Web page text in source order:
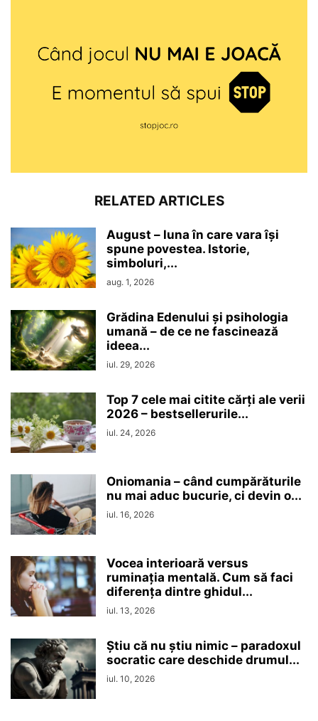
RELATED ARTICLES
August – luna în care vara își
spune povestea. Istorie,
simboluri,...
aug. 1, 2026
Grădina Edenului și psihologia
umană – de ce ne fascinează
ideea...
iul. 29, 2026
Top 7 cele mai citite cărți ale verii
2026 – bestsellerurile...
iul. 24, 2026
Oniomania – când cumpărăturile
nu mai aduc bucurie, ci devin o...
iul. 16, 2026
Vocea interioară versus
ruminaţia mentală. Cum să faci
diferența dintre ghidul...
iul. 13, 2026
Ştiu că nu ştiu nimic – paradoxul
socratic care deschide drumul...
iul. 10, 2026